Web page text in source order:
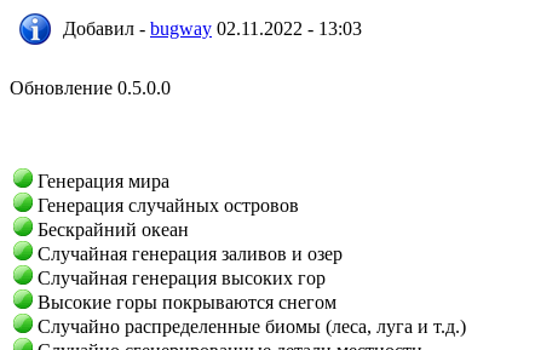
Добавил - bugway 02.11.2022 - 13:03
Обновление 0.5.0.0
Генерация мира
Генерация случайных островов
Бескрайний океан
Случайная генерация заливов и озер
Случайная генерация высоких гор
Высокие горы покрываются снегом
Случайно распределенные биомы (леса, луга и т.д.)